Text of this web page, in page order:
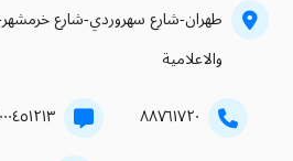
طهران-شارع سهروردي-شارع
والاعلامية
۸۸۷٦۱۷۲۰